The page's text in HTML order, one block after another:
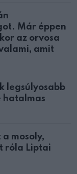
Már éppen
az orvosa
amit
legsúlyosabb
hatalmas
mosoly,
róla Liptai